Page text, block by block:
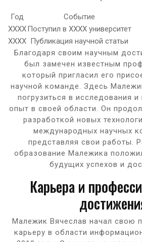
Год
Событие
XXXXПоступил в XXXX университет
XXXX Публикация научной статьи
Благодаря своим научным
был замечен известным
который пригласил его
научной команде. Здесь
погрузиться в исследования
опыт в своей области. Он
разработкой новых
международных научных
представляя свои работы.
образование Малежика
будущих успехов и
Карьера и
Малежик Вячеслав начал свою
карьеру в области